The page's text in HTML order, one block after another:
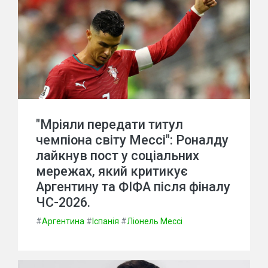
"Мріяли передати титул
чемпіона світу Мессі": Роналду
лайкнув пост у соціальних
мережах, який критикує
Аргентину та ФІФА після фіналу
ЧС-2026.
#Аргентина # Іспанія #Ліонель Мессі